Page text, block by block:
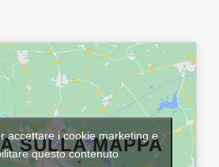
SULLA MAPPA
accettare i cookie marketing e
questo contenuto